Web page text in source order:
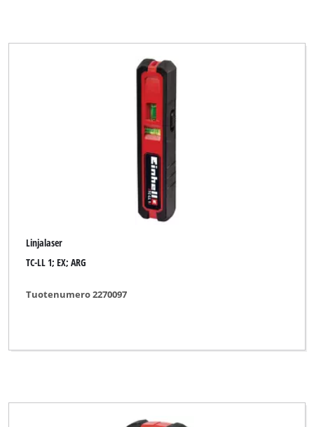
Linjalaser
TC-LL 1; EX; ARG
Tuotenumero 2270097